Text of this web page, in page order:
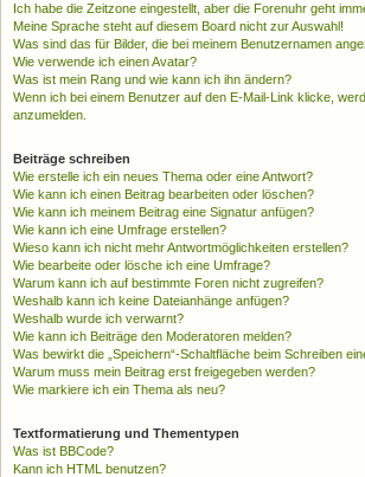
Ich habe die Zeitzone eingestellt, aber die Forenuhr geht
Meine Sprache steht auf diesem Board nicht zur Auswahl!
Was sind das für Bilder, die bei meinem Benutzernamen
Wie verwende ich einen Avatar?
Was ist mein Rang und wie kann ich ihn ändern?
Wenn ich bei einem Benutzer auf den E-Mail-Link klicke,
anzumelden.
Beiträge schreiben
Wie erstelle ich ein neues Thema oder eine Antwort?
Wie kann ich einen Beitrag bearbeiten oder löschen?
Wie kann ich meinem Beitrag eine Signatur anfügen?
Wie kann ich eine Umfrage erstellen?
Wieso kann ich nicht mehr Antwortmöglichkeiten erstellen?
Wie bearbeite oder lösche ich eine Umfrage?
Warum kann ich auf bestimmte Foren nicht zugreifen?
Weshalb kann ich keine Dateianhänge anfügen?
Weshalb wurde ich verwarnt?
Wie kann ich Beiträge den Moderatoren melden?
Was bewirkt die „Speichern“-Schaltfläche beim Schreiben
Warum muss mein Beitrag erst freigegeben werden?
Wie markiere ich ein Thema als neu?
Textformatierung und Thementypen
Was ist BBCode?
Kann ich HTML benutzen?